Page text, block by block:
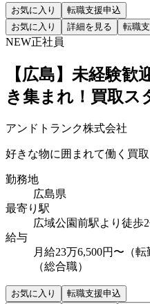
お気に入り
転職支援申込
お気に入り
詳細を見る 転職
NEW正社員
【広島】未経験
き集まれ！買取ス
アンドトランク株式会社
好きな物に囲まれて働く買
勤務地
広島県
最寄り駅
広域公園前駅より徒歩
給与
月給23万6,500円〜（
（総合職）
お気に入り
転職支援申込